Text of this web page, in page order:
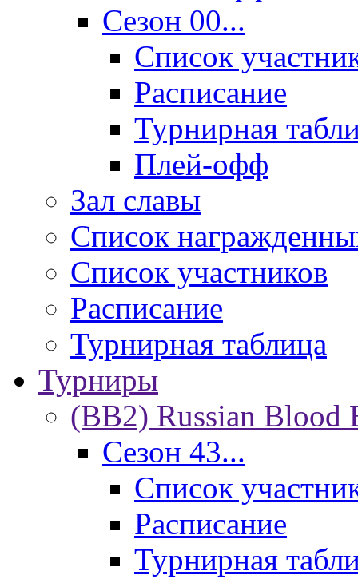
Сезон 00...
Список
Расписание
Турнирная
Плей-офф
Зал славы
Список
Список участников
Расписание
Турнирная таблица
Турниры
(BB2) Russian Blood
Сезон 43...
Список
Расписание
Турнирная